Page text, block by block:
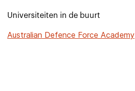
Universiteiten in de buurt
Australian Defence Force Academy